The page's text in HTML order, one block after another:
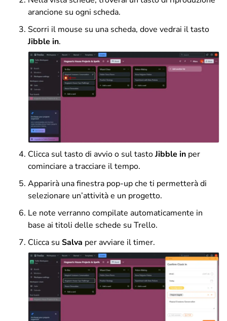
arancione su ogni scheda.
Scorri il mouse su una scheda, dove vedrai il tasto
Jibble in.
Clicca sul tasto di avvio o sul tastoJibble in per
cominciare a tracciare il tempo.
Apparirà una finestra pop-up che ti permetterà di
selezionare un’attività e un progetto.
Le note verranno compilate automaticamente in
base ai titoli delle schede su Trello.
Clicca su Salva per avviare il timer.